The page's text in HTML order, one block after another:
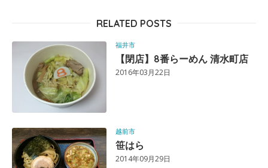
RELATED POSTS
福井市
【閉店】8番らーめん 清水町店
2016年03月22日
越前市
笹はら
2014年09月29日